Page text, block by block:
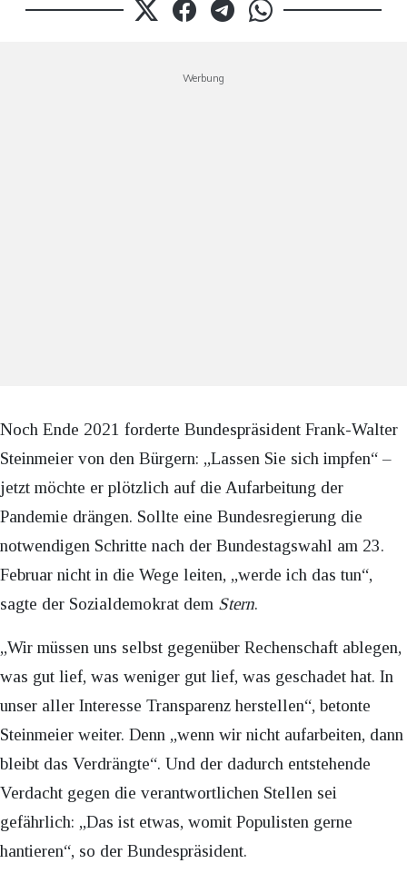
Werbung
Noch Ende 2021 forderte Bundespräsident Frank-Walter
Steinmeier von den Bürgern: „Lassen Sie sich impfen“ –
jetzt möchte er plötzlich auf die Aufarbeitung der
Pandemie drängen. Sollte eine Bundesregierung die
notwendigen Schritte nach der Bundestagswahl am 23.
Februar nicht in die Wege leiten, „werde ich das tun“,
sagte der Sozialdemokrat dem Stern.
„Wir müssen uns selbst gegenüber Rechenschaft ablegen,
was gut lief, was weniger gut lief, was geschadet hat. In
unser aller Interesse Transparenz herstellen“, betonte
Steinmeier weiter. Denn „wenn wir nicht aufarbeiten, dann
bleibt das Verdrängte“. Und der dadurch entstehende
Verdacht gegen die verantwortlichen Stellen sei
gefährlich: „Das ist etwas, womit Populisten gerne
hantieren“, so der Bundespräsident.